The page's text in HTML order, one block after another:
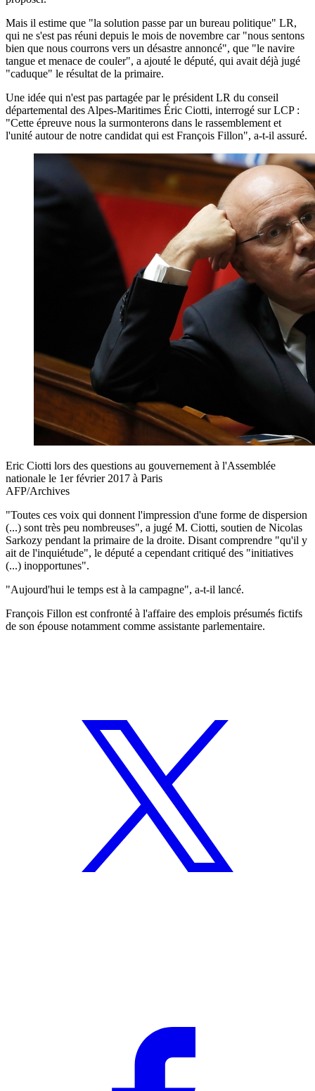
Mais il estime que "la solution passe par un bureau politique" LR,
qui ne s'est pas réuni depuis le mois de novembre car "nous sentons
bien que nous courrons vers un désastre annoncé", que "le navire
tangue et menace de couler", a ajouté le député, qui avait déjà jugé
"caduque" le résultat de la primaire.
Une idée qui n'est pas partagée par le président LR du conseil
départemental des Alpes-Maritimes Éric Ciotti, interrogé sur LCP :
"Cette épreuve nous la surmonterons dans le rassemblement et
l'unité autour de notre candidat qui est François Fillon", a-t-il assuré.
Eric Ciotti lors des questions au gouvernement à l'Assemblée
nationale le 1er février 2017 à Paris
AFP/Archives
"Toutes ces voix qui donnent l'impression d'une forme de dispersion
(...) sont très peu nombreuses", a jugé M. Ciotti, soutien de Nicolas
Sarkozy pendant la primaire de la droite. Disant comprendre "qu'il y
ait de l'inquiétude", le député a cependant critiqué des "initiatives
(...) inopportunes".
"Aujourd'hui le temps est à la campagne", a-t-il lancé.
François Fillon est confronté à l'affaire des emplois présumés fictifs
de son épouse notamment comme assistante parlementaire.